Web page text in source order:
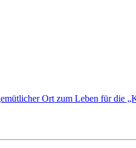
Ort zum Leben für die